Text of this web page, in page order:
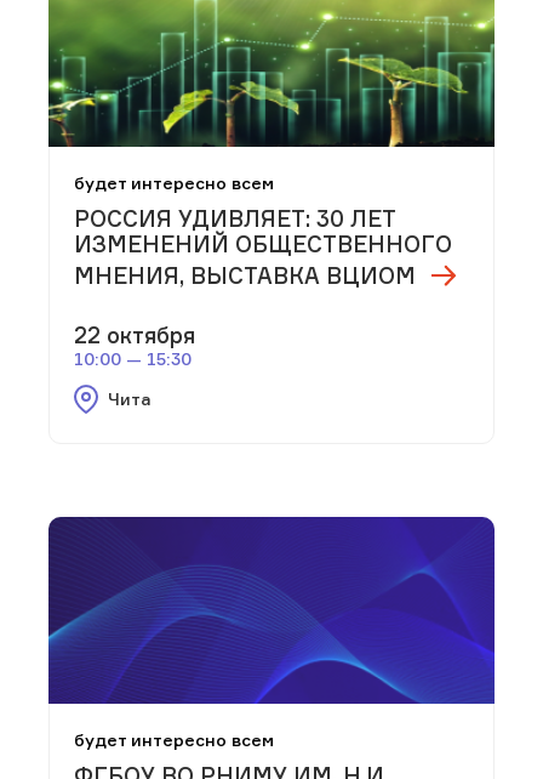
будет интересно всем
РОССИЯ УДИВЛЯЕТ: 30 ЛЕТ
ИЗМЕНЕНИЙ ОБЩЕСТВЕННОГО
МНЕНИЯ, ВЫСТАВКА ВЦИОМ
22 октября
10:00 — 15:30
Чита
будет интересно всем